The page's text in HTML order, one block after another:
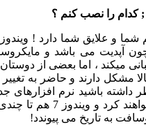
🔥 بستگی
می باشد و مایکروسافت
، اما بعضی از دوستان
7 به بالا مشکل دارند و حاضر به تغییر
باشید نرم افزارهای جدید
ویندوز 7 پشتیبانی نخواهند کرد و ویندوز 7
تاریخ می پیوندد!